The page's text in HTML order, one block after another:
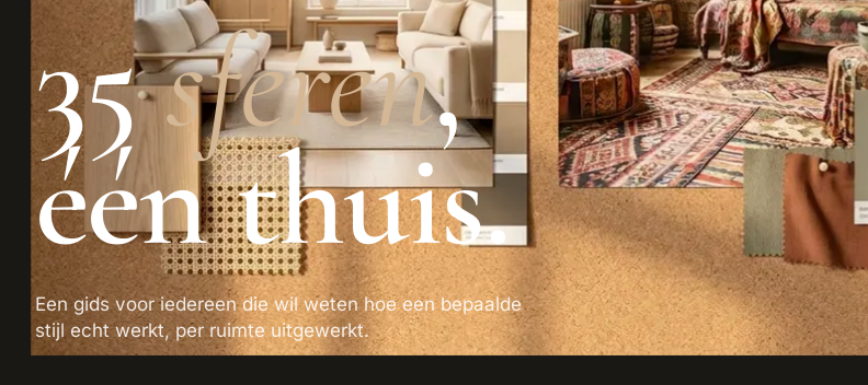
35sferen,
één thuis.
Een gids voor iedereen die wil weten hoe een bepaalde
stijl echt werkt, per ruimte uitgewerkt.